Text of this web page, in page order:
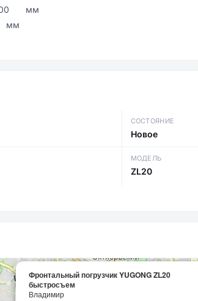
СОСТОЯНИЕ
Новое
МОДЕЛЬ
ZL20
Фронтальный погрузчик YUGONG ZL20
быстросъем
Владимир